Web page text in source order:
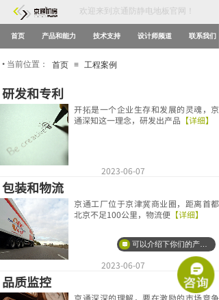
欢迎来到京通防静电地板官网！
首页 产品和能力 技术支持 设计师频道 联系我们
• 当前位置： 首页 ≡ 工程案例
研发和专利
开拓是一个企业生存和发展的灵魂，京
通深知这一理念，研发出产品 【详细】
2023-06-07
包装和物流
京通工厂位于京津冀商业圈，距离首都
北京不足100公里，物流便 【详细】
2023-06-07
品质监控
京通深深的理解，要在激励的市场竞争
可以介绍下你们的产品么？